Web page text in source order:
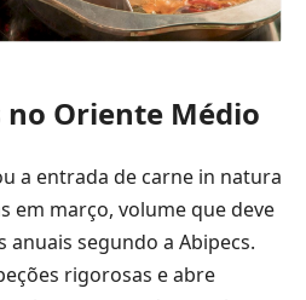
Oriente Médio
a entrada de carne in natura
em março, volume que deve
anuais segundo a Abipecs.
rigorosas e abre